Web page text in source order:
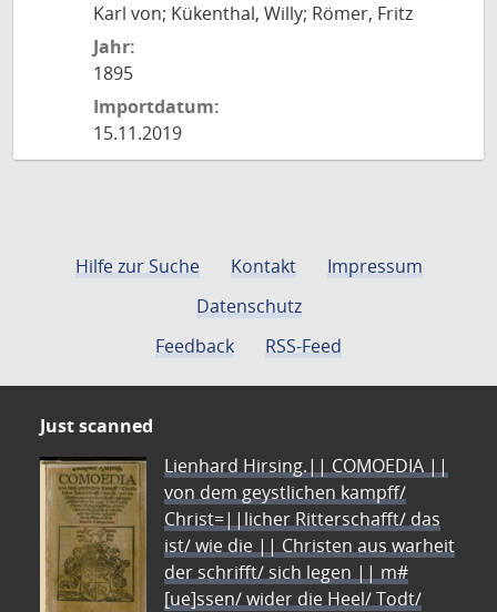
Karl von; Kükenthal, Willy; Römer, Fritz
Jahr:
1895
Importdatum:
15.11.2019
Hilfe zur Suche Kontakt
Impressum
Datenschutz
Feedback
RSS-Feed
Just scanned
Lienhard Hirsing.|| COMOEDIA ||
von dem geystlichen kampff/
Christ=||licher Ritterschafft/ das
ist/ wie die || Christen aus warheit
der schrifft/ sich legen || m#
[ue]ssen/ wider die Heel/ Todt/